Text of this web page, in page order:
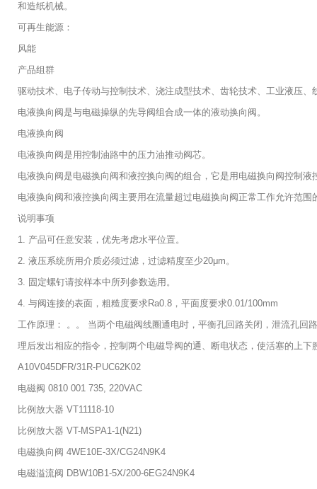
和造纸机械。
可再生能源：
风能
产品组群
驱动技术、电子传动与控制技术、浇注成型技术、齿轮技术、工业液压
电液换向阀是与电磁操纵的先导阀组合成一体的液动换向阀。
电液换向阀
电液换向阀是用控制油路中的压力油推动阀芯。
电液换向阀是电磁换向阀和液控换向阀的组合，它是用电磁换向阀控制
电液换向阀和液控换向阀主要用在流量超过电磁换向阀正常工作允许范
说明事项
1. 产品可任意安装，优先考虑水平位置。
2. 液压系统所用介质必须过滤，过滤精度至少20μm。
3. 固定螺钉请按样本中所列参数选用。
4. 与阀连接的表面，粗糙度要求Ra0.8，平面度要求0.01/100mm
工作原理： 。。 当两个电磁阀线圈通电时，平衡孔回路关闭，泄流孔回
理后发出相应的指令，控制两个电磁导阀的通、断电状态，使活塞的上
A10V045DFR/31R-PUC62K02
电磁阀 0810 001 735, 220VAC
比例放大器 VT11118-10
比例放大器 VT-MSPA1-1(N21)
电磁换向阀 4WE10E-3X/CG24N9K4
电磁溢流阀 DBW10B1-5X/200-6EG24N9K4